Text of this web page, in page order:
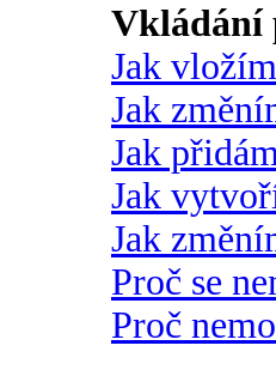
Vkládání
Jak
Jak
Jak
Jak
Jak
Proč se
Proč